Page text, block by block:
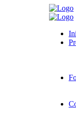
Becas